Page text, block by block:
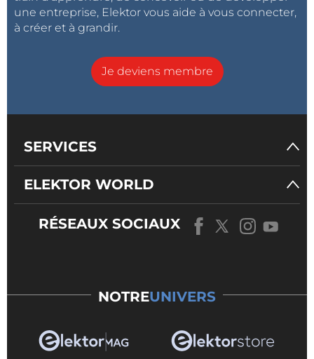
une entreprise, Elektor vous aide à vous connecter,
à créer et à grandir.
Je deviens membre
SERVICES
ELEKTOR WORLD
RÉSEAUX SOCIAUX
NOTREUNIVERS